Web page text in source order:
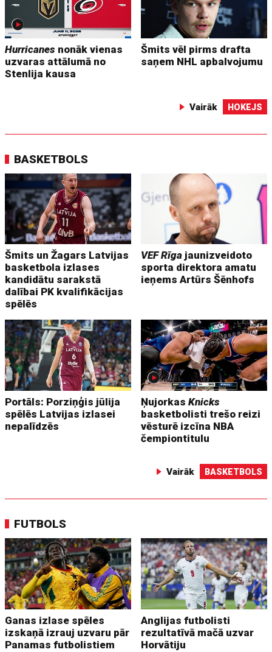
Hurricanes nonāk vienas
uzvaras attālumā no
Stenlija kausa
Šmits vēl pirms drafta
saņem NHL apbalvojumu
Vairāk HOKEJS
BASKETBOLS
Šmits un Žagars Latvijas
basketbola izlases
kandidātu sarakstā
dalībai PK kvalifikācijas
spēlēs
VEF Rīga jaunizveidoto
sporta direktora amatu
ieņems Artūrs Šēnhofs
Portāls: Porziņģis jūlija
spēlēs Latvijas izlasei
nepalīdzēs
ŅujorkasKnicks
basketbolisti trešo reizi
vēsturē izcīna NBA
čempiontitulu
Vairāk BASKETBOLS
FUTBOLS
Ganas izlase spēles
izskaņā izrauj uzvaru pār
Panamas futbolistiem
Anglijas futbolisti
rezultatīvā mačā uzvar
Horvātiju